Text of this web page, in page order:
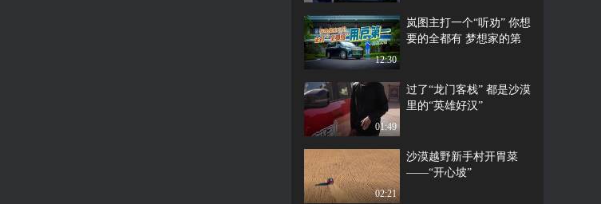
12:30
岚图主打一个“听劝” 你想
要的全都有 梦想家的第
01:49
过了“龙门客栈” 都是沙漠
里的“英雄好汉”
02:21
沙漠越野新手村开胃菜
——“开心坡”